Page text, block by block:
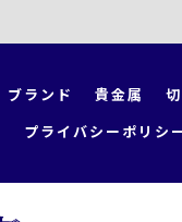
ブランド 貴金属
プライバシーポリシ